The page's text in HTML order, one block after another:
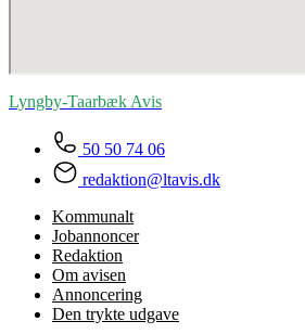
Lyngby-Taarbæk Avis
50 50 74 06
redaktion@ltavis.dk
Kommunalt
Jobannoncer
Redaktion
Om avisen
Annoncering
Den trykte udgave